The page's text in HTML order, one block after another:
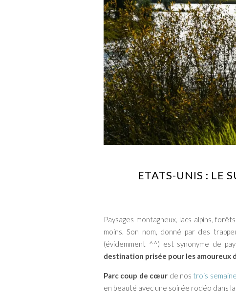
ETATS-UNIS : LE
Paysages montagneux, lacs alpins,
moins. Son nom, donné par des
(évidemment ^^) est synonyme de
destination prisée pour les amoureux
Parc coup de cœur de nos trois
en beauté avec une soirée rodéo dans